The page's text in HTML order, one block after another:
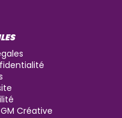
Créative